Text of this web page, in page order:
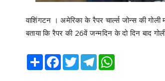
वाशिंगटन । अमेरिका के रैपर चार्ल्स जोन्स की
बताया कि रैपर की 26वें जन्मदिन के दो दिन बाद
Share Facebook
TwitterTelegram